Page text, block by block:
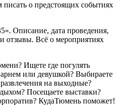
о предстоящих событиях
Описание, дата проведения,
отзывы. Всё о мероприятиях
Ищете где погулять
или девушкой? Выбираете
на выходные?
Посещаете выставки?
КудаТюмень поможет!